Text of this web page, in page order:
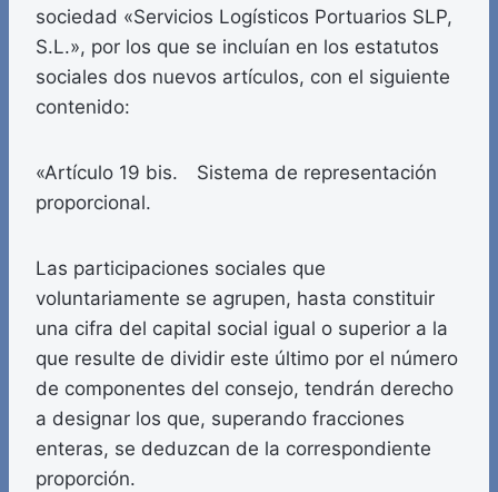
sociedad «Servicios Logísticos Portuarios SLP,
S.L.», por los que se incluían en los estatutos
sociales dos nuevos artículos, con el siguiente
contenido:
«Artículo 19 bis. Sistema de representación
proporcional.
Las participaciones sociales que
voluntariamente se agrupen, hasta constituir
una cifra del capital social igual o superior a la
que resulte de dividir este último por el número
de componentes del consejo, tendrán derecho
a designar los que, superando fracciones
enteras, se deduzcan de la correspondiente
proporción.